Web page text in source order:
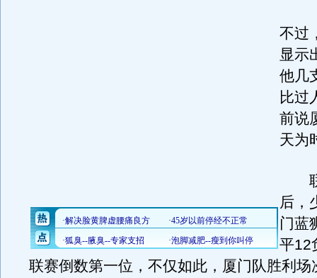
不过
显示
他几
比过
前说
天为
联
后，
门蓝
平12
联赛倒数第一位，不仅如此，厦门队胜利场